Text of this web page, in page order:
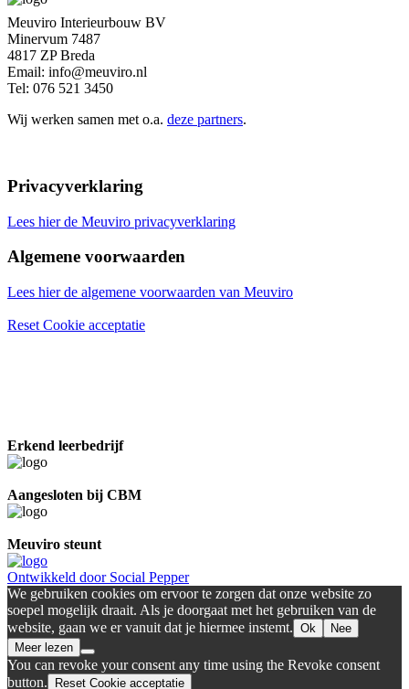
Meuviro Interieurbouw BV
Minervum 7487
4817 ZP Breda
Email: info@meuviro.nl
Tel: 076 521 3450
Wij werken samen met o.a. deze partners.
Privacyverklaring
Lees hier de Meuviro privacyverklaring
Algemene voorwaarden
Lees hier de algemene voorwaarden van Meuviro
Reset Cookie acceptatie
Erkend leerbedrijf
Aangesloten bij CBM
Meuviro steunt
Ontwikkeld door Social Pepper
We gebruiken cookies om ervoor te zorgen dat onze website zo
soepel mogelijk draait. Als je doorgaat met het gebruiken van de
website, gaan we er vanuit dat je hiermee instemt. Ok
Nee
Meer lezen
You can revoke your consent any time using the Revoke consent
button.
Reset Cookie acceptatie